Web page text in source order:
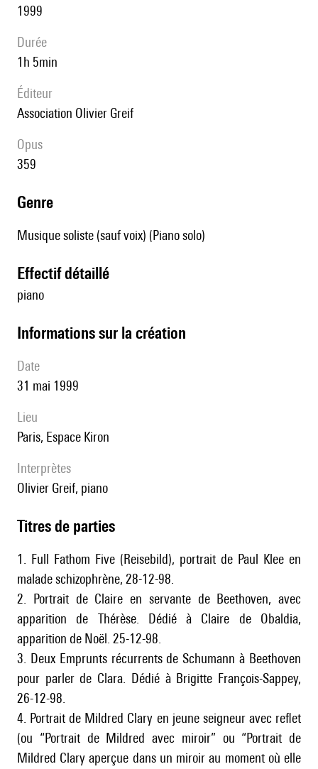
1999
durée
1h 5min
éditeur
Association Olivier Greif
Opus
359
genre
Musique soliste (sauf voix) (Piano solo)
effectif détaillé
piano
informations sur la création
date
31 mai 1999
lieu
Paris, Espace Kiron
interprètes
Olivier Greif, piano
Titres de parties
1. Full Fathom Five (Reisebild), portrait de Paul Klee en
malade schizophrène, 28-12-98.
2. Portrait de Claire en servante de Beethoven, avec
apparition de Thérèse. Dédié à Claire de Obaldia,
apparition de Noël. 25-12-98.
3. Deux Emprunts récurrents de Schumann à Beethoven
pour parler de Clara. Dédié à Brigitte François-Sappey,
26-12-98.
4. Portrait de Mildred Clary en jeune seigneur avec reflet
(ou “Portrait de Mildred avec miroir” ou “Portrait de
Mildred Clary aperçue dans un miroir au moment où elle